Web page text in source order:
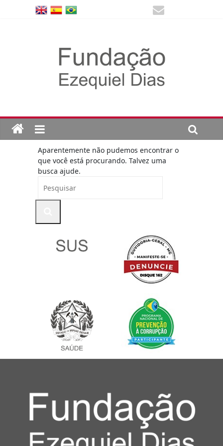
Aparentemente não pudemos encontrar o
que você está procurando. Talvez uma
busca ajude.